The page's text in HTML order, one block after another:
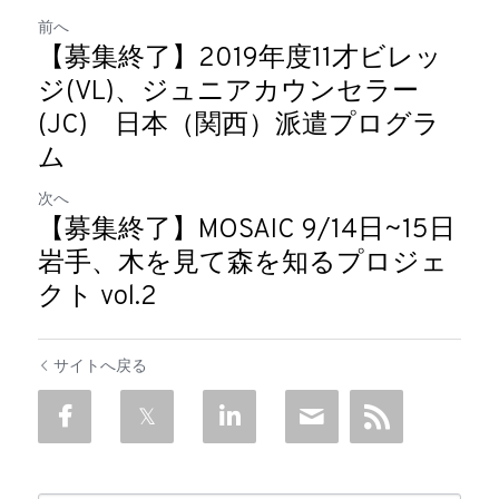
前へ
【募集終了】2019年度11才ビレッ
ジ(VL)、ジュニアカウンセラー
(JC) 日本（関西）派遣プログラ
ム
次へ
【募集終了】MOSAIC 9/14日~15日
岩手、木を見て森を知るプロジェ
クト vol.2
サイトへ戻る